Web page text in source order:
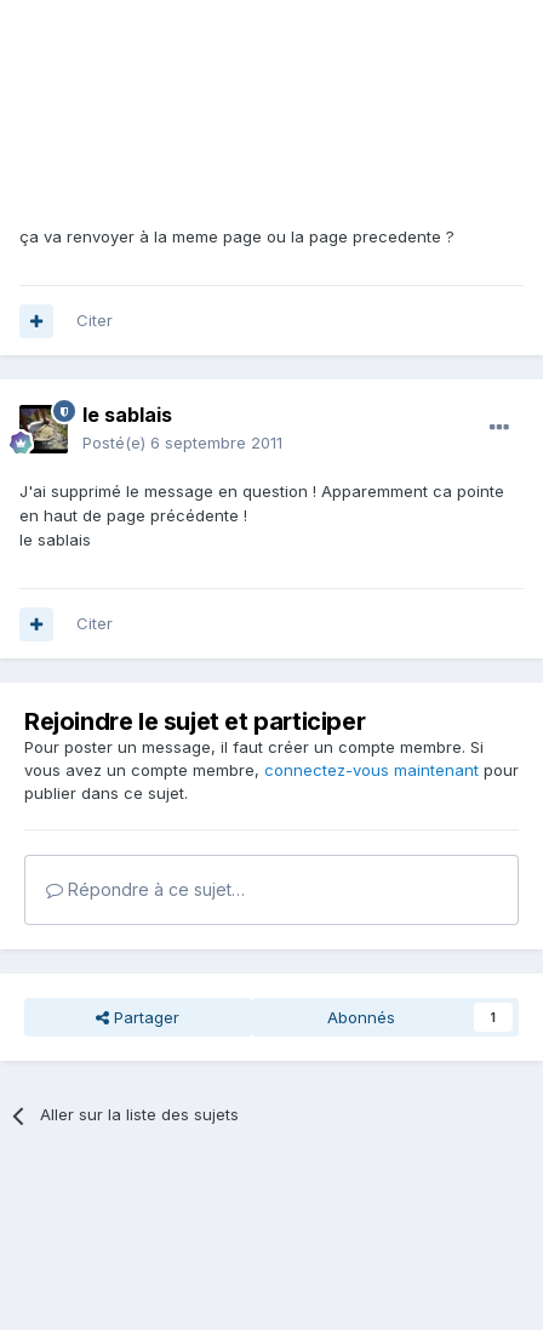
ça va renvoyer à la meme page ou la page precedente ?
Citer
le sablais
Posté(e) 6 septembre 2011
J'ai supprimé le message en question ! Apparemment ca pointe
en haut de page précédente !
le sablais
Citer
Rejoindre le sujet et participer
Pour poster un message, il faut créer un compte membre. Si
vous avez un compte membre, connectez-vous maintenant pour
publier dans ce sujet.
Répondre à ce sujet…
Partager Abonnés 1
Aller sur la liste des sujets